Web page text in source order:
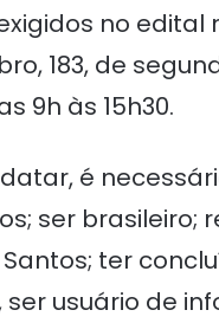
no edital
183, de
9h às 15h30.
é
ser brasileiro;
ter
ser usuário de